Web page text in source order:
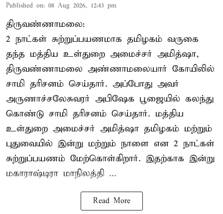
Published on: 08 Aug 2026, 12:43 pm
திருவண்ணாமலை:
2 நாட்கள் சுற்றுப்பயணமாக தமிழகம் வருகை
தந்த மத்திய உள்துறை அமைச்சர் அமித்ஷா,
திருவண்ணாமலை அண்ணாமலையார் கோயிலில்
சாமி தரிசனம் செய்தார். அப்போது அவர்
அருணாச்சலேசுவரர் அபிஷேக பூஜையில் கலந்து
கொண்டு சாமி தரிசனம் செய்தார். மத்திய
உள்துறை அமைச்சர் அமித்ஷா தமிழகம் மற்றும்
புதுவையில் இன்று மற்றும் நாளை என 2 நாட்கள்
சுற்றுப்பயணம் மேற்கொள்கிறார். இதற்காக இன்று
மகாராஷ்டிரா மாநிலத்தி ...
Read More